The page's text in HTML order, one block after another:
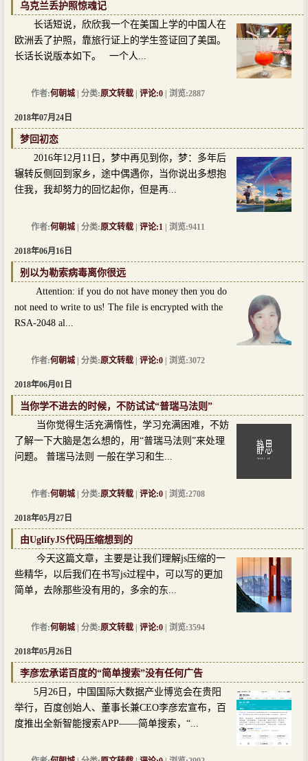
乌克兰丢护照惊魂记
长话短说，欣欣我一个在美国上学的中国人在
欧洲丢了护照，靠旅行证上的学生签证回了美国。
长话长说版本如下。 一个人...
作者:何朝城 | 分类:原文转载 评论:0 | 浏览:2887
2018年07月24日
梦回初恋
2016年12月11日，梦中再见到你，梦：多年后
辗转反侧回到家乡，途中偶遇你，当你说出多想抱
住我，我却努力的回忆起你，但是再...
作者:何朝城 | 分类:原文转载 评论:1 | 浏览:9411
2018年06月16日
别以为勒索病毒离你很远
Attention: if you do not have money then you do
not need to write to us! The file is encrypted with the
RSA-2048 al...
作者:何朝城 | 分类:原文转载 评论:0 | 浏览:3072
2018年06月01日
当你学不进去的时候，不防试试“普瑞马法则”
当你觉得生活充满惰性，学习充满困难，不妨
了解一下大脑是怎么想的，用“普瑞马法则”来处理
问题。 普瑞马法则 一般在学习和生...
作者:何朝城 | 分类:原文转载 评论:0 | 浏览:2708
2018年05月27日
由UglifyJS代码压缩想到的
今天这篇文章，主要是让我们理解js压缩的一
些精华，以后我们在书写js过程中，可以写的更加
简单，去除那些没有用的，多余的东...
作者:何朝城 | 分类:原文转载 评论:0 | 浏览:3594
2018年05月26日
李彦宏承诺百度的“简单搜索”没有任何广告
5月26日，中国国际大数据产业博览会在贵阳
举行，百度创始人、董事长兼CEO李彦宏宣布，百
度推出全新智能搜索APP——简单搜索，“...